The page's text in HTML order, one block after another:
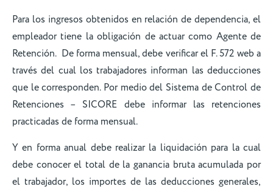
Para los ingresos obtenidos en relación de dependencia, el
empleador tiene la obligación de actuar como Agente de
Retención. De forma mensual, debe verificar el F. 572 web a
través del cual los trabajadores informan las deducciones
que le corresponden. Por medio del Sistema de Control de
Retenciones – SICORE debe informar las retenciones
practicadas de forma mensual.
Y en forma anual debe realizar la liquidación para la cual
debe conocer el total de la ganancia bruta acumulada por
el trabajador, los importes de las deducciones generales,